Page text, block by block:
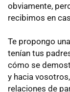
obviamente,
recibimos en
Te propongo
tenían tus
cómo se
y hacia
relaciones de